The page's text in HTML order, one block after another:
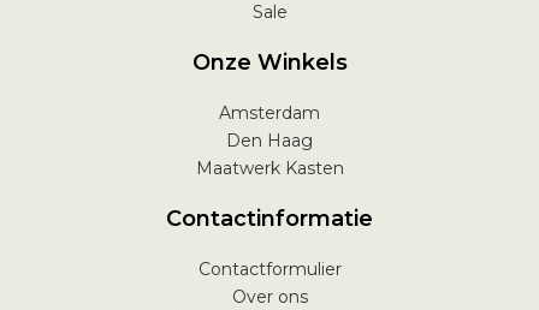
Sale
Onze Winkels
Amsterdam
Den Haag
Maatwerk Kasten
Contactinformatie
Contactformulier
Over ons